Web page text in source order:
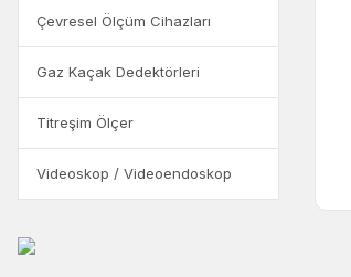
Çevresel Ölçüm Cihazları
Gaz Kaçak Dedektörleri
Titreşim Ölçer
Videoskop / Videoendoskop